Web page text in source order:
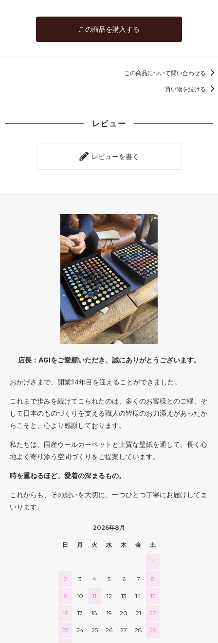
この商品を購入する
この商品について問い合わせる
買い物を続ける
レビュー
レビューを書く
店長：AGIをご愛顧いただき、誠にありがとうございます。
おかげさまで、開業14年目を迎えることができました。
これまで歩みを続けてこられたのは、多くのお客様とのご縁、そ
して日本のものづくりを支える職人の皆様のお力添えがあったか
らこそと、心より感謝しております。
私たちは、国産ウールカーペットと上質な壁紙を通して、長く心
地よく寄り添う空間づくりをご提案しています。
時を重ねるほど、愛着の深まるもの。
これからも、その想いを大切に、一つひとつ丁寧にお届けしてま
いります。
2026年8月
日 月 火 水 木 金 土
1
2 3 4 5 6 7 8
9 10 11 12 13 14 15
16 17 18 19 20 21 22
23 24 25 26 27 28 29